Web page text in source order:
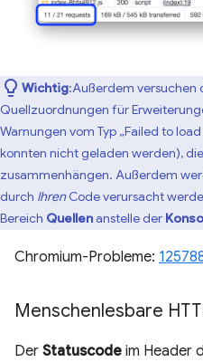
Wichtig:Außerdem versuchen
Quellzuordnungen für
Warnungen vom Typ „Failed to
konnten nicht geladen werden),
zusammenhängen. Außerdem
durch IhrenCode verursacht
Bereich Quellenanstelle der
Chromium-Probleme:
Menschenlesbare
Der Statuscode im Header